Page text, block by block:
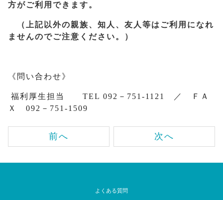
方がご利用できます。
（
上記以外の親族、知人、友人等はご利用になれ
ませんのでご注意ください。）
《問い合わせ》
福利厚生担当 TEL 092－751-1121 ／ ＦＡ
Ｘ 092－751-1509
前へ 次へ
よくある質問